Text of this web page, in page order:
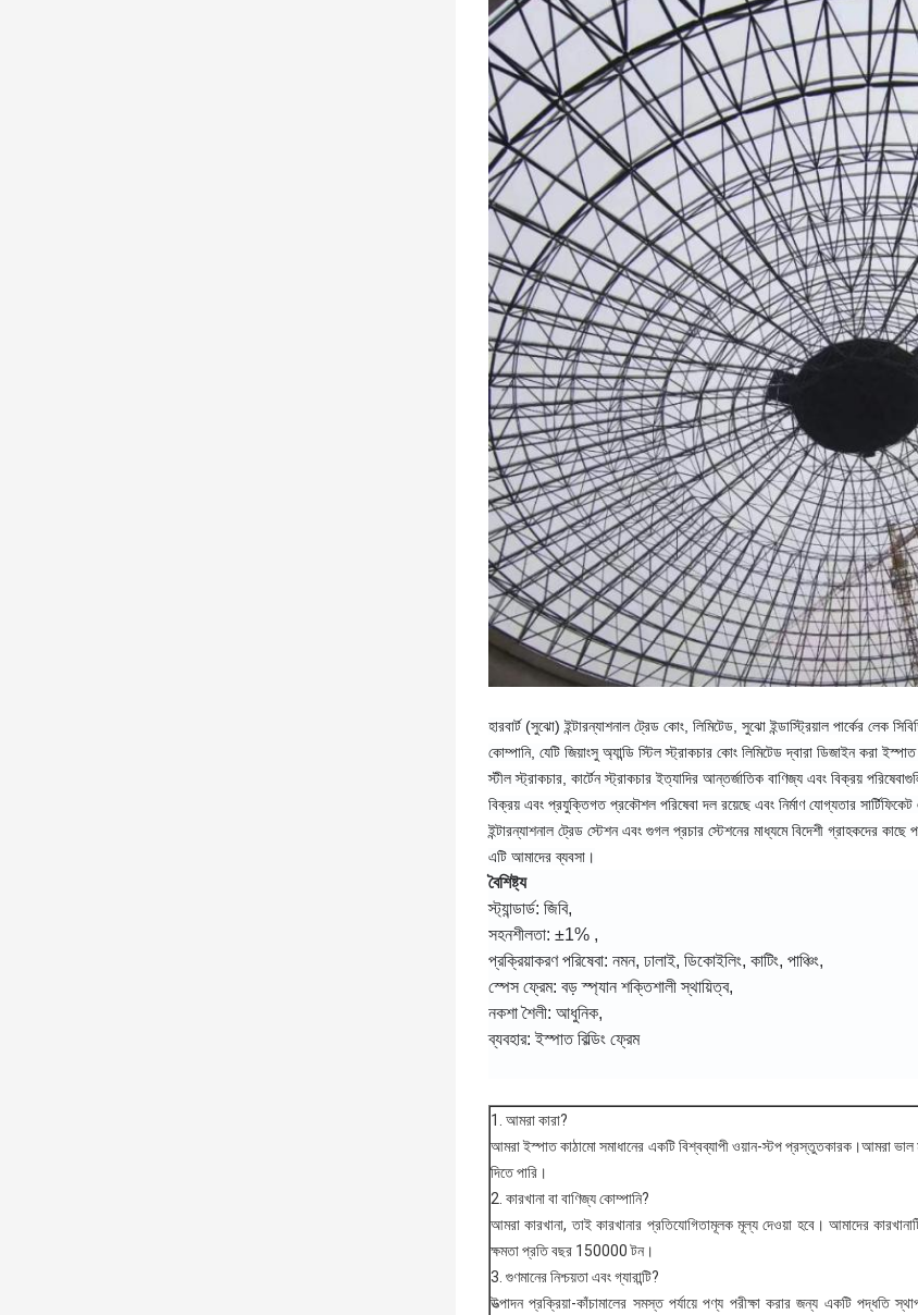
হারবার্ট (সুঝো) ইন্টারন্যাশনাল ট্রেড কোং, লিমিটেড, সুঝো ইন্ডাস্ট্রিয়াল পার্কের লেক
কোম্পানি, যেটি জিয়াংসু অ্যান্ডি স্টিল স্ট্রাকচার কোং লিমিটেড দ্বারা ডিজাইন করা
স্টীল স্ট্রাকচার, কার্টেন স্ট্রাকচার ইত্যাদির আন্তর্জাতিক বাণিজ্য এবং বিক্রয়
বিক্রয় এবং প্রযুক্তিগত প্রকৌশল পরিষেবা দল রয়েছে এবং নির্মাণ যোগ্যতার
ইন্টারন্যাশনাল ট্রেড স্টেশন এবং গুগল প্রচার স্টেশনের মাধ্যমে বিদেশী গ্রাহকদের
এটি আমাদের ব্যবসা।
বৈশিষ্ট্য
স্ট্যান্ডার্ড: জিবি,
সহনশীলতা: ±1% ,
প্রক্রিয়াকরণ পরিষেবা: নমন, ঢালাই, ডিকোইলিং, কাটিং, পাঞ্চিং,
স্পেস ফ্রেম: বড় স্প্যান শক্তিশালী স্থায়িত্ব,
নকশা শৈলী: আধুনিক,
ব্যবহার: ইস্পাত বিল্ডিং ফ্রেম
1. আমরা কারা?
আমরা ইস্পাত কাঠামো সমাধানের একটি বিশ্বব্যাপী ওয়ান-স্টপ প্রস্তুতকারক।আমরা ভাল
দিতে পারি।
2. কারখানা বা বাণিজ্য কোম্পানি?
আমরা কারখানা, তাই কারখানার প্রতিযোগিতামূলক মূল্য দেওয়া হবে। আমাদের
ক্ষমতা প্রতি বছর 150000 টন।
3. গুণমানের নিশ্চয়তা এবং গ্যারান্টি?
উত্পাদন প্রক্রিয়া-কাঁচামালের সমস্ত পর্যায়ে পণ্য পরীক্ষা করার জন্য একটি পদ্ধতি